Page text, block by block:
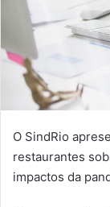
O SindRio
restaurantes
impactos da